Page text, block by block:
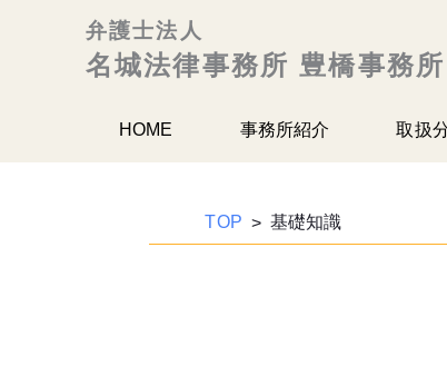
弁護士法人
名城法律事務所 豊橋事務所
HOME 事務所紹介 取扱
TOP 基礎知識